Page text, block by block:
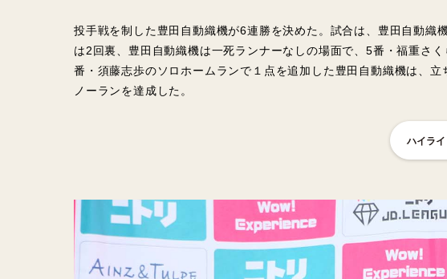
投手戦を制した豊田自動織機が6連勝を決めた。試合は、豊田自動
は2回裏、豊田自動織機は一死ランナーなしの場面で、5番・福重さ
番・須藤志歩のソロホームランで１点を追加した豊田自動織機は、
ノーランを達成した。
ハイライ